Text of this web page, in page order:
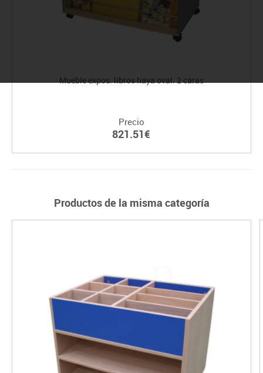
Mueble expos. libros haya oval. 2 caras
Precio
821.51€
Productos de la misma categoría